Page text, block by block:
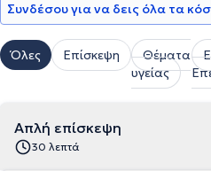
Συνδέσου για να δεις όλα τα
Όλες Επίσκεψη
Θέματα
υγείας
Απλή επίσκεψη
30 λεπτά